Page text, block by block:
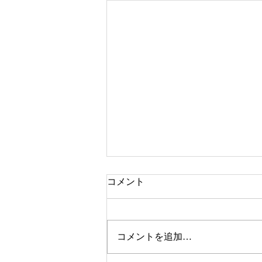
オオクチバス放流情報
オオクチバスを放流しました。
コメント
コメントを追加…